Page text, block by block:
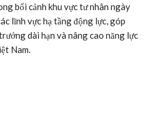
bối cảnh khu vực tư nhân ngày
lĩnh vực hạ tầng động lực, góp
dài hạn và nâng cao năng lực
Nam.